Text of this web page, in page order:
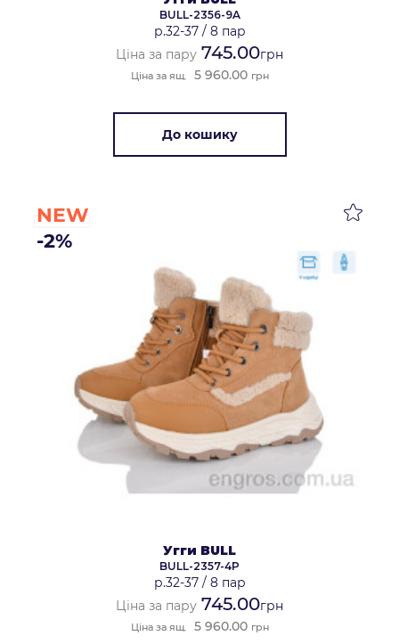
BULL-2356-9A
р.32-37/ 8 пар
Ціна за пару 745.00грн
Ціна за ящ. 5 960.00 грн
До кошику
NEW
-2%
Угги BULL
BULL-2357-4P
р.32-37/ 8 пар
Ціна за пару 745.00грн
Ціна за ящ. 5 960.00 грн